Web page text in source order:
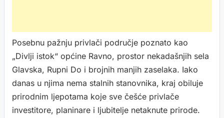
Posebnu pažnju privlači područje poznato kao
„Divlji istok“ općine Ravno, prostor nekadašnjih sela
Glavska, Rupni Do i brojnih manjih zaselaka. Iako
danas u njima nema stalnih stanovnika, kraj obiluje
prirodnim ljepotama koje sve češće privlače
investitore, planinare i ljubitelje netaknute prirode.